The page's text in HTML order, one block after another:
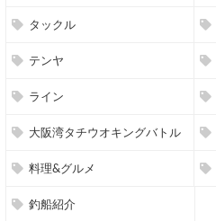
タックル
テンヤ
ライン
大阪湾タチウオキングバトル
料理&グルメ
釣船紹介